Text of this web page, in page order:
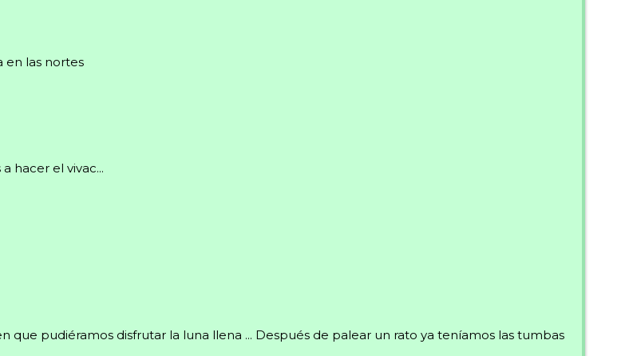
en las nortes
hacer el vivac...
pudiéramos disfrutar la luna llena ... Después de palear un rato ya teníamos las tumbas